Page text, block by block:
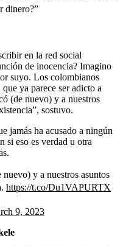
dinero?”
en la red social
de inocencia? Imagino
suyo. Los colombianos
ya parece ser adicto a
(de nuevo) y a nuestros
sostuvo.
jamás ha acusado a ningún
si eso es verdad u otra
y a nuestros asuntos
https://t.co/Du1VAPURTX
9, 2023